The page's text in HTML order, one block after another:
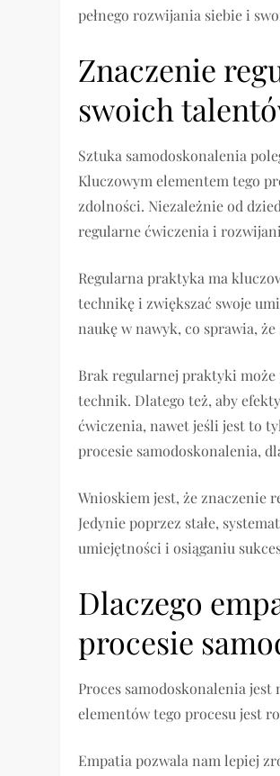
pełnego rozwijania siebie i
Znaczenie
swoich
Sztuka samodoskonalenia
Kluczowym elementem tego
zdolności. Niezależnie od
regularne ćwiczenia i
Regularna praktyka ma
technikę i zwiększać swoje
naukę w nawyk, co sprawia,
Brak regularnej praktyki
technik. Dlatego też, aby
ćwiczenia, nawet jeśli jest to
procesie samodoskonalenia,
Wnioskiem jest, że znaczenie
Jedynie poprzez stałe,
umiejętności i osiąganiu
Dlaczego
procesie
Proces samodoskonalenia
elementów tego procesu jest
Empatia pozwala nam lepiej